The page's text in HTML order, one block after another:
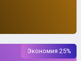
Экономия 25%